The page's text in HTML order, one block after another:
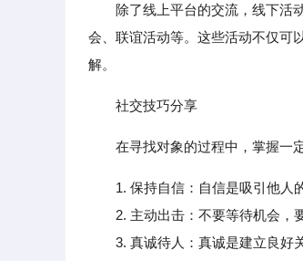
除了线上平台的交流，线下活
会、联谊活动等。这些活动不仅可
解。
社交技巧分享
在寻找对象的过程中，掌握一
1. 保持自信：自信是吸引他人
2. 主动出击：不要等待机会，要
3. 真诚待人：真诚是建立良好关